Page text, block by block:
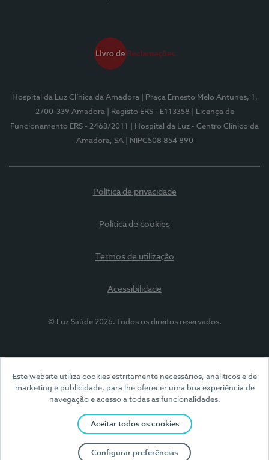
Este website utiliza cookies estritamente necessários, analíticos e de
marketing e publicidade, para lhe oferecer uma boa experiência de
navegação e acesso a todas as funcionalidades.
Aceitar todos os cookies
Configurar preferências
Hospital da Luz Clínica da Amadora
| Praça Ernesto Melo Antunes, 1,
2700-339 Amadora
| Registo ERS - E113358
| Licença de
Funcionamento ERS - 2463/2011
| Hospital da Luz - Centro Clínico da
Amadora, SA
| NIPC508 854 890
Política de privacidade
Política de cookies
Termos de utilização
Acessibilidade
© Luz Saúde 2026. Todos os direitos reservados.